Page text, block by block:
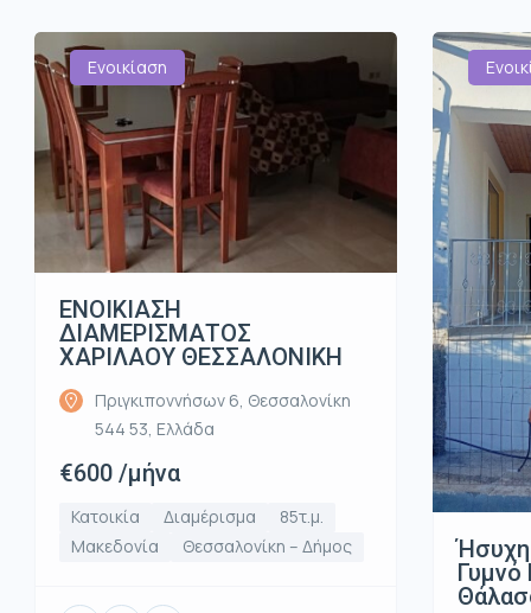
Ενοικίαση
ΕΝΟΙΚΙΑΣΗ
ΔΙΑΜΕΡΙΣΜΑΤΟΣ
ΧΑΡΙΛΑΟΥ ΘΕΣΣΑΛΟΝΙΚΗ
Πριγκιποννήσων 6, Θεσσαλονίκη
544 53, Ελλάδα
€600 /μήνα
Κατοικία Διαμέρισμα
85τ.μ.
Μακεδονία
Θεσσαλονίκη – Δήμος
Γυμνό